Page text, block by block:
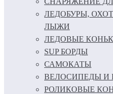
ЛЕДОБУРЫ,
ЛЫЖИ
ЛЕДОВЫЕ
SUP БОРДЫ
САМОКАТЫ
ВЕЛОСИПЕДЫ И
РОЛИКОВЫЕ